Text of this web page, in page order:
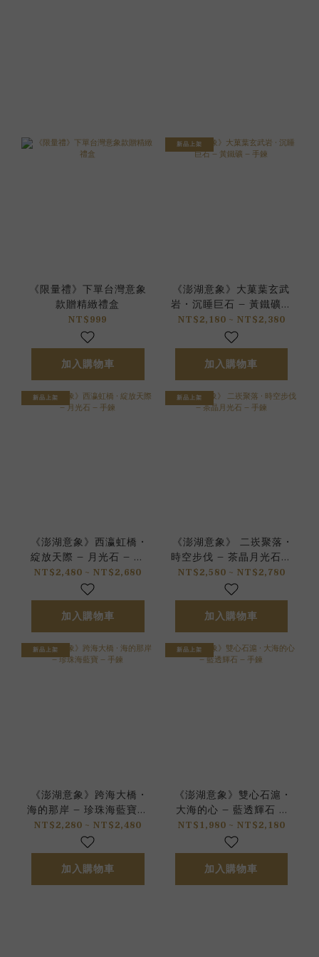
《限量禮》下單台灣意象
款贈精緻禮盒
NT$999
加入購物車
新品上架
《澎湖意象》大菓葉玄武
岩 • 沉睡巨石 – 黃鐵礦 –
手鍊
NT$2,180 ~ NT$2,380
加入購物車
新品上架
《澎湖意象》西瀛虹橋 •
綻放天際 – 月光石 – 手
鍊
NT$2,480 ~ NT$2,680
加入購物車
新品上架
《澎湖意象》 二崁聚落 •
時空步伐 – 茶晶月光石 –
手鍊
NT$2,580 ~ NT$2,780
加入購物車
新品上架
《澎湖意象》跨海大橋 •
海的那岸 – 珍珠海藍寶 –
手鍊
NT$2,280 ~ NT$2,480
加入購物車
新品上架
《澎湖意象》雙心石滬 •
大海的心 – 藍透輝石 –
手鍊
NT$1,980 ~ NT$2,180
加入購物車